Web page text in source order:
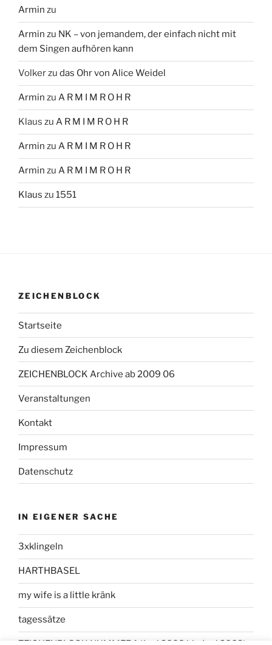
Armin zu
Armin zu NK – von jemandem, der einfach nicht mit
dem Singen aufhören kann
Volkerzu das Ohr von Alice Weidel
Armin zu A R M I M R O H R
Klaus zu A R M I M R O H R
Armin zu A R M I M R O H R
Armin zu A R M I M R O H R
Klaus zu 1551
ZEICHENBLOCK
Startseite
Zu diesem Zeichenblock
ZEICHENBLOCK Archive ab 2009 06
Veranstaltungen
Kontakt
Impressum
Datenschutz
IN EIGENER SACHE
3xklingeln
HARTHBASEL
my wife is a little kränk
tagessätze